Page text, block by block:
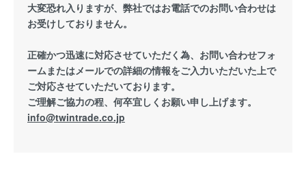
大変恐れ入りますが、弊社ではお電話でのお問い合わせは
お受けしておりません。
正確かつ迅速に対応させていただく為、お問い合わせフォ
ームまたはメールでの詳細の情報をご入力いただいた上で
ご対応させていただいております。
ご理解ご協力の程、何卒宜しくお願い申し上げます。
info@twintrade.co.jp